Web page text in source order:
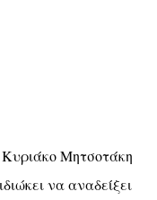
Μητσοτάκη
να αναδείξει